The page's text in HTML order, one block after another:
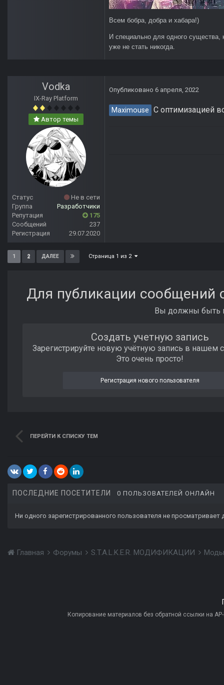
Всем бобра, добра и хабара!)
И специально для одного
уже не стать никогда.
Vodka
IX-Ray Platform
Автор темы
Статус
Не в сети
Группа
Разработчики
Репутация
175
Сообщений
237
Регистрация
29.07.2020
Опубликовано 6 апреля, 2022
Maximouse С оптимизацией
1 2 ДАЛЕЕ Страница 1 из 2
Для публикации сообщений
Вы должны быть
Создать учетную запись
Зарегистрируйте новую учётную запись в нашем
Это очень просто!
Регистрация нового пользователя
ПЕРЕЙТИ К СПИСКУ ТЕМ
ПОСЛЕДНИЕ ПОСЕТИТЕЛИ 0 ПОЛЬЗОВАТЕЛЕЙ ОНЛАЙН
Ни одного зарегистрированного пользователя не просматривает
Главная Форумы S.T.A.L.K.E.R. МОДИФИКАЦИИ
Копирование материалов без обратной ссылки на